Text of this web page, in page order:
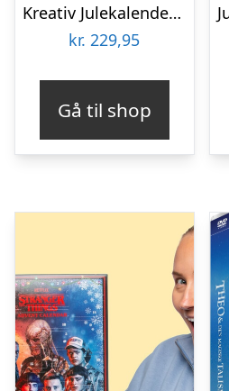
Kreativ Julekalender Til Børn – Diy Kit – Modellering
kr. 229,95
Gå til shop